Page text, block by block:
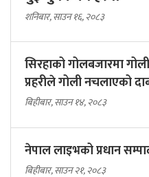
शनिबार, साउन १६, २०८३
सिरहाको गोलबजारमा
प्रहरीले गोली नचलाएको
बिहीबार, साउन १४, २०८३
नेपाल लाइभको प्रधान
बिहीबार, साउन २१, २०८३